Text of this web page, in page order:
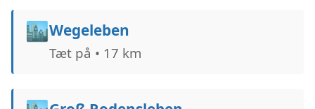
🏙️Wegeleben
Tæt på • 17 km